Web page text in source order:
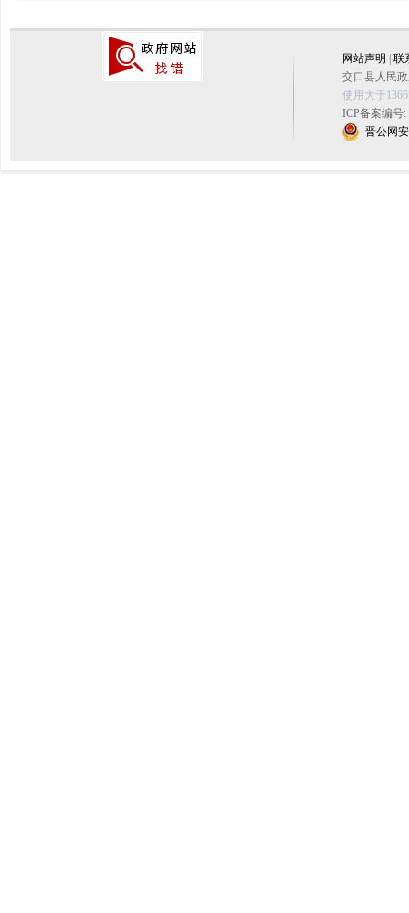
网站声明
联
交口县人民
使用大于
ICP备案编号:
晋公网